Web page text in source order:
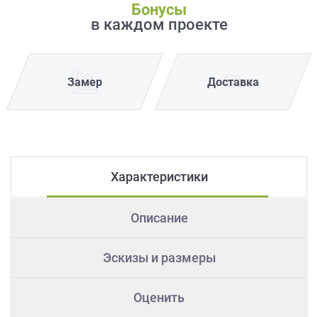
Бонусы
в каждом проекте
Замер Доставка
Характеристики
Описание
Эскизы и размеры
Оценить